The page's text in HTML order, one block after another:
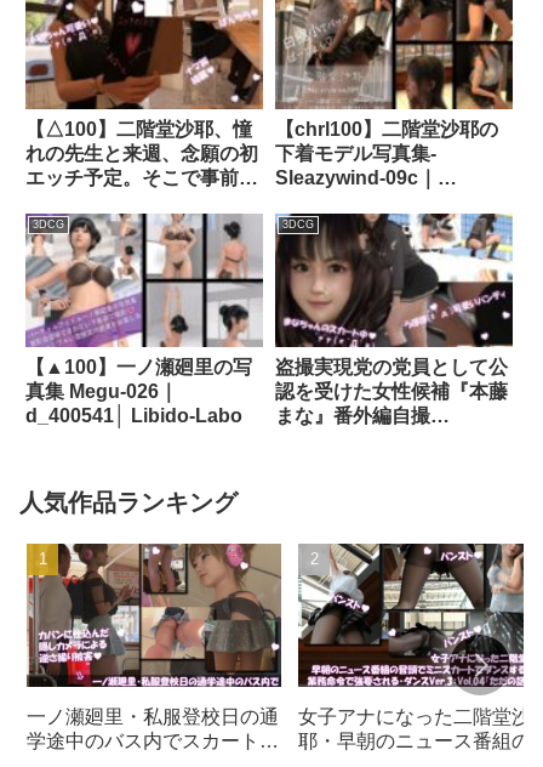
【△100】二階堂沙耶、憧
れの先生と来週、念願の初
エッチ予定。そこで事前学
SEXマニュアル本「男性の
精液の量・濃さ・臭いなど
について」』｜d_321366│
Libido-Labo
【chrl100】二階堂沙耶の
下着モデル写真集-
Sleazywind-09c｜
3DCG
【▲100】一ノ瀬廻里の写
真集 Megu-026｜
d_400541│ Libido-Labo
3DCG
盗撮実現党の党員として公
認を受けた女性候補『本藤
まな』番外編自撮
人気作品ランキング
一ノ瀬廻里・私服登校日の通
学途中のバス内でスカート内
女子アナになった二階堂沙
耶・早朝のニュース番組の